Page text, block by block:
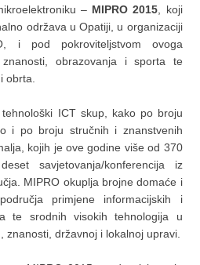
– MIPRO 2015, koji
održava u Opatiji, u organizaciji
i pod pokroviteljstvom ovoga
znanosti, obrazovanja i sporta te
obrta.
ICT skup, kako po broju
i po broju stručnih i znanstvenih
kojih je ove godine više od 370
savjetovanja/konferencija iz
MIPRO okuplja brojne domaće i
primjene informacijskih i
te srodnih visokih tehnologija u
znanosti, državnoj i lokalnoj upravi.